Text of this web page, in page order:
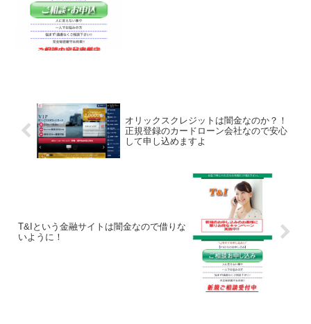
オリックスクレジットは闇金なのか？！
正規登録のカードローン会社なので安心
して申し込めますよ
T&Iという金融サイトは闇金なので借りな
いように！